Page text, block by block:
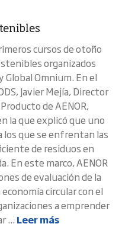
cursos de otoño
organizados
Omnium. En el
Javier Mejía, Director
de AENOR,
la que explicó que uno
que se enfrentan las
de residuos en
En este marco, AENOR
de evaluación de la
circular con el
a emprender
... Leer más